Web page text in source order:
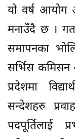
यो वर्ष आयोग
मनाउँदै छ ।
समापनका
सर्भिस कमिसन
प्रदेशमा
सन्देशहरु
पदपूर्तिलाई